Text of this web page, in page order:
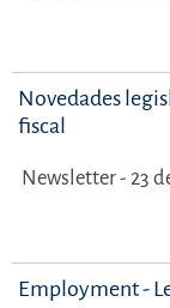
Novedades
fiscal
Newsletter - 23
Employment -